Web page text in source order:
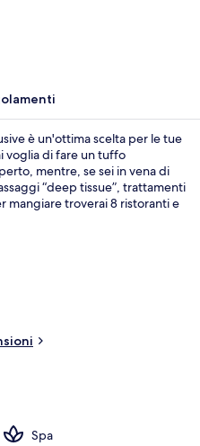
è un'ottima scelta per le tue
voglia di fare un tuffo
mentre, se sei in vena di
“deep tissue”, trattamenti
mangiare troverai 8 ristoranti e
un miniclub per bambini
centro fitness. I viaggiatori
Spa